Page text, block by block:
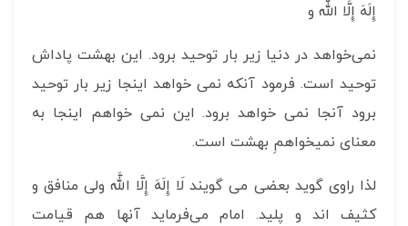
إِلَهَ إِلَّا اللَّه‏ و
نمی‌خواهد در دنیا زیر بار توحید برود. این بهشت پاداش
توحید است. فرمود آنکه نمی خواهد اینجا زیر بار توحید
برود آنجا نمی خواهد برود. این نمی خواهم اینجا به
معنای نمیخواهمِ بهشت است.
لذا راوی گوید بعضی می گویند لَا إِلَهَ إِلَّا اللَّه‏ ولی منافق و
کثیف اند و پلید. امام می‌فرماید آنها هم قیامت